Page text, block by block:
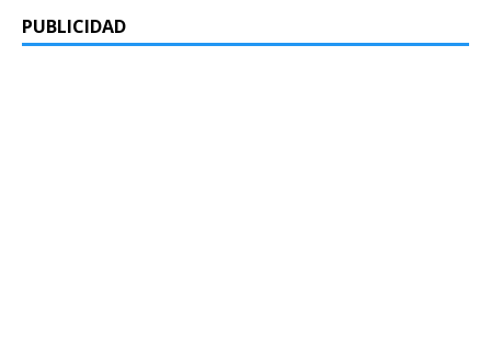
PUBLICIDAD